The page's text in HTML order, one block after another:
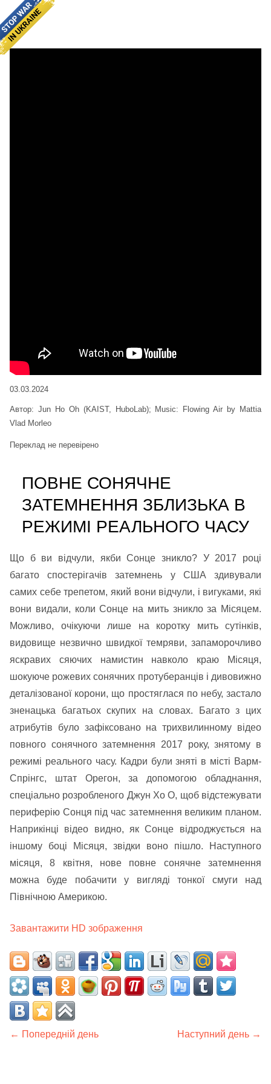
03.03.2024
Автор: Jun Ho Oh (KAIST, HuboLab); Music: Flowing Air by Mattia
Vlad Morleo
Переклад не перевірено
ПОВНЕ СОНЯЧНЕ
ЗАТЕМНЕННЯ ЗБЛИЗЬКА В
РЕЖИМІ РЕАЛЬНОГО ЧАСУ
Що б ви відчули, якби Сонце зникло? У 2017 році
багато спостерігачів затемнень у США здивували
самих себе трепетом, який вони відчули, і вигуками, які
вони видали, коли Сонце на мить зникло за Місяцем.
Можливо, очікуючи лише на коротку мить сутінків,
видовище незвично швидкої темряви, запаморочливо
яскравих сяючих намистин навколо краю Місяця,
шокуюче рожевих сонячних протуберанців і дивовижно
деталізованої корони, що простяглася по небу, застало
зненацька багатьох скупих на словах. Багато з цих
атрибутів було зафіксовано на трихвилинному відео
повного сонячного затемнення 2017 року, знятому в
режимі реального часу. Кадри були зняті в місті Варм-
Спрінгс, штат Орегон, за допомогою обладнання,
спеціально розробленого Джун Хо О, щоб відстежувати
периферію Сонця під час затемнення великим планом.
Наприкінці відео видно, як Сонце відроджується на
іншому боці Місяця, звідки воно пішло. Наступного
місяця, 8 квітня, нове повне сонячне затемнення
можна буде побачити у вигляді тонкої смуги над
Північною Америкою.
Завантажити HD зображення
← Попередній день Наступний день →